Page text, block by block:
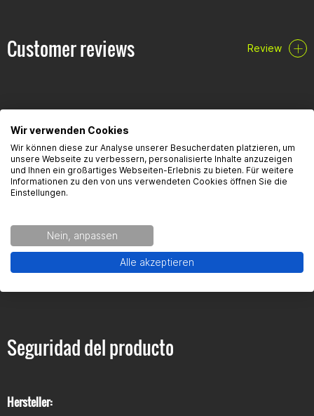
Customer reviews Review
FAQ
Here you will find the most frequently asked questions and the
corresponding answers to this article.
Ist die Scheibe Komplett verspiegelt?
Ist die Scheibe legal/ ABE oder E nummer ?
Seguridad del producto
Hersteller:
Wir verwenden Cookies
Wir können diese zur Analyse unserer Besucherdaten platzieren, um
unsere Webseite zu verbessern, personalisierte Inhalte anzuzeigen
und Ihnen ein großartiges Webseiten-Erlebnis zu bieten. Für weitere
Informationen zu den von uns verwendeten Cookies öffnen Sie die
Einstellungen.
Nein, anpassen
Alle akzeptieren